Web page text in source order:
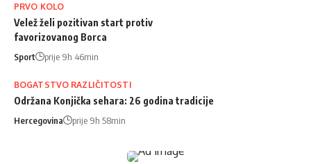
PRVO KOLO
Velež želi pozitivan start protiv
favorizovanog Borca
Sport prije 9h 46min
BOGATSTVO RAZLIČITOSTI
Održana Konjička sehara: 26 godina tradicije
Hercegovina prije 9h 58min